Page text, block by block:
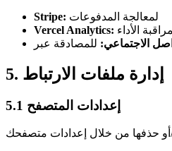
Stripe: لمعالجة المدفوعات
Vercel Analytics: الأداء
الاجتماعي:
5. إدارة ملفات الارتباط
5.1 إعدادات المتصفح